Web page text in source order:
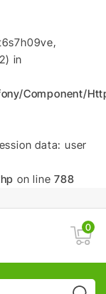
in
Component/
data: user
on line788
0